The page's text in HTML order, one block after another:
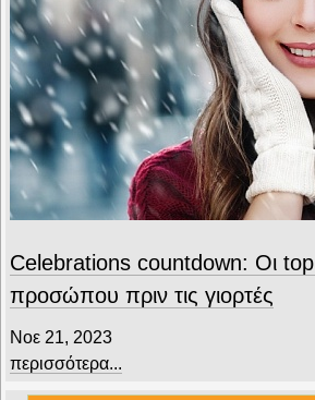
Celebrations countdown: Οι top
προσώπου πριν τις γιορτές
Νοε 21, 2023
περισσότερα...